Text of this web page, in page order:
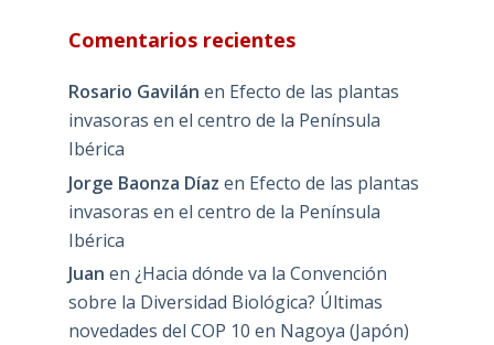
Comentarios recientes
Rosario Gavilán en Efecto de las plantas
invasoras en el centro de la Península
Ibérica
Jorge Baonza Díaz en Efecto de las plantas
invasoras en el centro de la Península
Ibérica
Juan en ¿Hacia dónde va la Convención
sobre la Diversidad Biológica? Últimas
novedades del COP 10 en Nagoya (Japón)